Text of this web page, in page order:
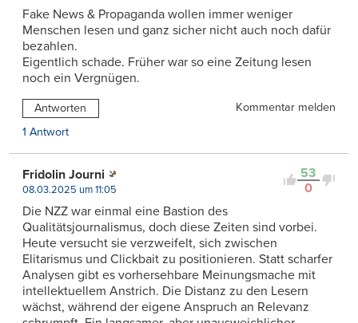
Fake News & Propaganda wollen immer weniger
Menschen lesen und ganz sicher nicht auch noch dafür
bezahlen.
Eigentlich schade. Früher war so eine Zeitung lesen
noch ein Vergnügen.
Antworten
Kommentar melden
1 Antwort
53
0
Fridolin Journi
08.03.2025 um 11:05
Die NZZ war einmal eine Bastion des
Qualitätsjournalismus, doch diese Zeiten sind vorbei.
Heute versucht sie verzweifelt, sich zwischen
Elitarismus und Clickbait zu positionieren. Statt scharfer
Analysen gibt es vorhersehbare Meinungsmache mit
intellektuellem Anstrich. Die Distanz zu den Lesern
wächst, während der eigene Anspruch an Relevanz